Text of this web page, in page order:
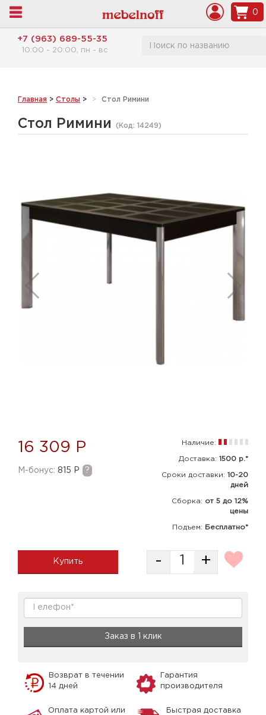
0
+7 (963) 689-55-35
10:00 - 20:00, пн - вс
Главная > Столы > Стол Римини
Стол Римини (Код: 14249)
16 309 Р
M-бонус: 815 Р ?
Наличие:
Доставка: 1500 р.*
Сроки доставки: 10-20
дней
Сборка: от 5 до 12%
цены
Подъем: Бесплатно*
Купить - +
Заказ в 1 клик
Возврат в течении
14 дней
Гарантия
производителя
Оплата картой или
Быстрая доставка